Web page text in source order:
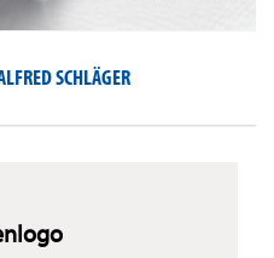
SCHLÄGER